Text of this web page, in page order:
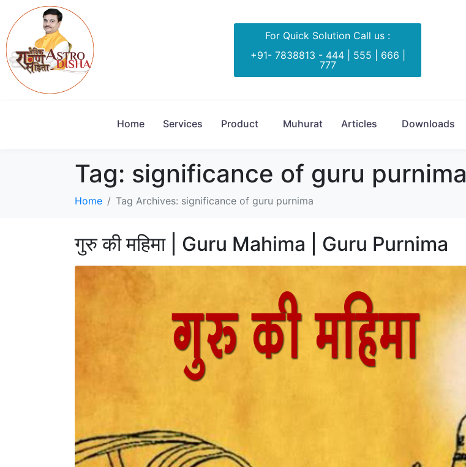
For Quick Solution Call us :
+91- 7838813 - 444 | 555 | 666 |
777
Home Services Product Muhurat Articles Downloads
Tag: significance of guru purnima
Home Tag Archives: significance of guru purnima
गुरु की महिमा | Guru Mahima | Guru Purnima